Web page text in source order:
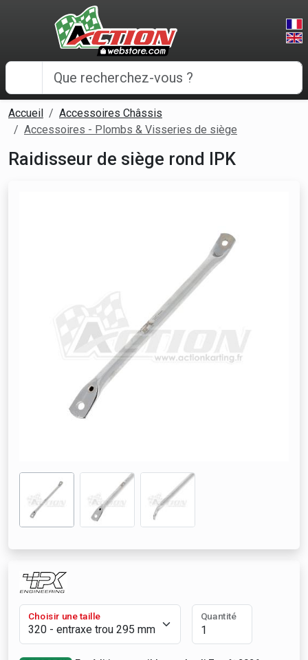
Panneau de gestion des cookies
Accueil
Accessoires Châssis
Accessoires - Plombs & Visseries de siège
Raidisseur de siège rond IPK
Choisir une taille Quantité